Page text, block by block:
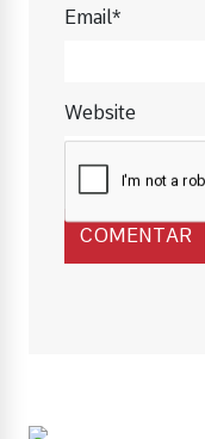
Email*
Website